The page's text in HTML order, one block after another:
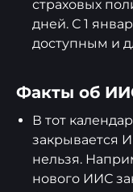
страховых
дней. С 1
доступным и
Факты об
В тот
закрывается
нельзя.
нового ИИС